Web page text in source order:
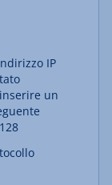
IP
un